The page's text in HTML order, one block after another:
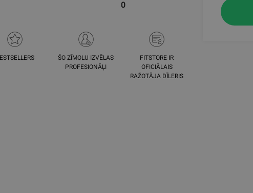
0
ŠO ZĪMOLU IZVĒLAS
PROFESIONĀĻI
FITSTORE IR
OFICIĀLAIS
RAŽOTĀJA DĪLERIS